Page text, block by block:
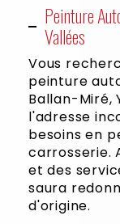
Peinture
Vallées
Vous
peinture
Ballan-Miré,
l'adresse
besoins en
carrosserie.
et des
saura
d'origine.